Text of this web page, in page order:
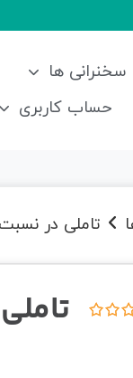
سخنرانی ها
حساب کاربری
تاملی در